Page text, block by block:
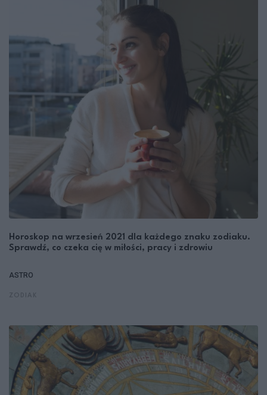
Horoskop na wrzesień 2021 dla każdego znaku zodiaku.
Sprawdź, co czeka cię w miłości, pracy i zdrowiu
ASTRO